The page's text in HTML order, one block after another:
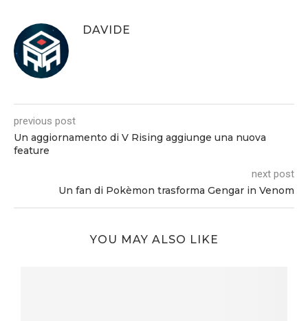
DAVIDE
previous post
Un aggiornamento di V Rising aggiunge una nuova
feature
next post
Un fan di Pokèmon trasforma Gengar in Venom
YOU MAY ALSO LIKE